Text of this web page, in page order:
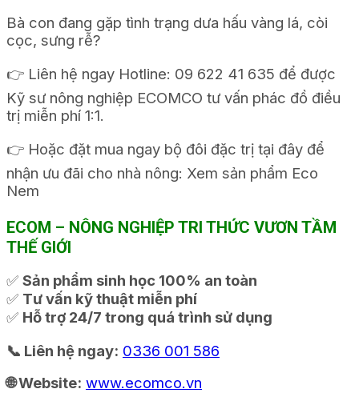
Bà con đang gặp tình trạng dưa hấu vàng lá, còi
cọc, sưng rễ?
👉 Liên hệ ngay Hotline: 09 622 41 635 để được
Kỹ sư nông nghiệp ECOMCO tư vấn phác đồ điều
trị miễn phí 1:1.
👉 Hoặc đặt mua ngay bộ đôi đặc trị tại đây để
nhận ưu đãi cho nhà nông: Xem sản phẩm Eco
Nem
ECOM – NÔNG NGHIỆP TRI THỨC VƯƠN TẦM
THẾ GIỚI
✅ Sản phẩm sinh học 100% an toàn
✅ Tư vấn kỹ thuật miễn phí
✅ Hỗ trợ 24/7 trong quá trình sử dụng
📞 Liên hệ ngay: 0336 001 586
🌐 Website: www.ecomco.vn